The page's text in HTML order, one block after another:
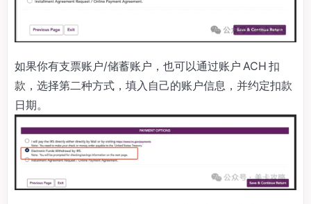
如果你有支票账户/储蓄账户，也可以通过账户 ACH 扣
款，选择第二种方式，填入自己的账户信息，并约定扣款
日期。